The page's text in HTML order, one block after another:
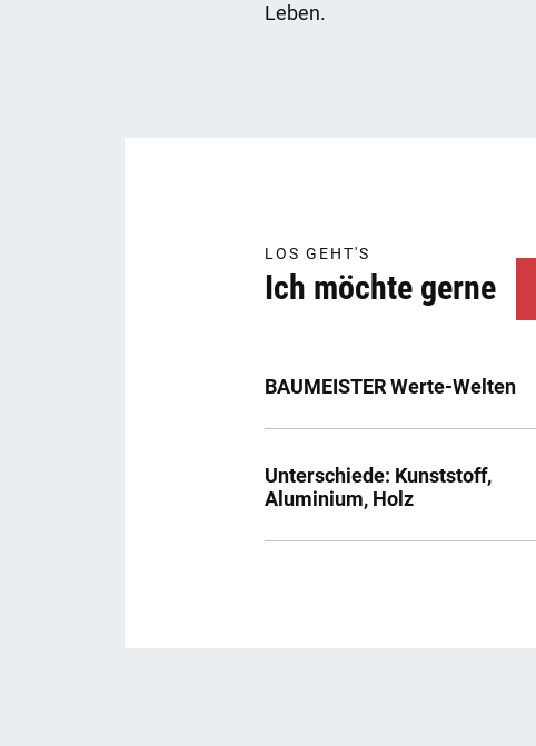
Leben.
LOS GEHT'S
Ich möchte gerne
BAUMEISTER Werte-Welten
Unterschiede: Kunststoff,
Aluminium, Holz